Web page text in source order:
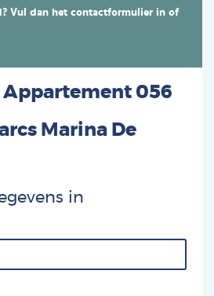
Vul dan het contactformulier in of
Appartement 056
Marina De
in